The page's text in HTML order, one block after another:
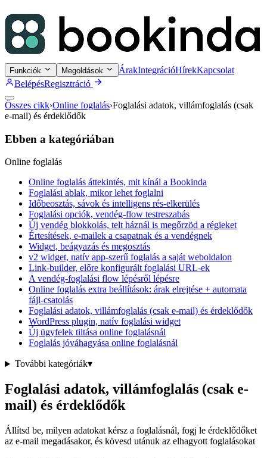
Funkciók Megoldások ÁrakIntegrációHírekKapcsolat
BelépésRegisztráció
Összes cikk›Online foglalás›Foglalási adatok, villámfoglalás (csak
e-mail) és érdeklődők
Ebben a kategóriában
Online foglalás
Online foglalás áttekintés, mit kínál a Bookinda
Foglalási ablak, mikor lehet foglalni
Időbeosztás, sávok és intelligens rés-elkerülés
Foglalási opciók, vendég-flow testreszabás
Új vendég blokkolás, telt háznál is megőrzöd a régieket
Értesítések, e-mailek a csapatnak és a vendégnek
Widget, beágyazás és megosztás
v2 widget, natív app-szerű foglalás a saját weboldalon
Link-builder, előre konfigurált foglalási URL-ek
A vendég-foglalási flow lépésről lépésre
Online foglalás extra beállítások: árak elrejtése + automata
fájl-csatolás
Foglalási adatok, villámfoglalás (csak e-mail) és érdeklődők
WordPress plugin, natív foglalási widget
Új ügyfelek tiltása online foglalásnál
Foglalás jóváhagyása online foglalásnál
További kategóriák▾
Foglalási adatok, villámfoglalás (csak e-
mail) és érdeklődők
Állítsd be, milyen adatokat kérsz a foglalásnál, fogj le érdeklődőket
az e-mail megadásakor, és kövesd utánuk az elhagyott foglalásokat